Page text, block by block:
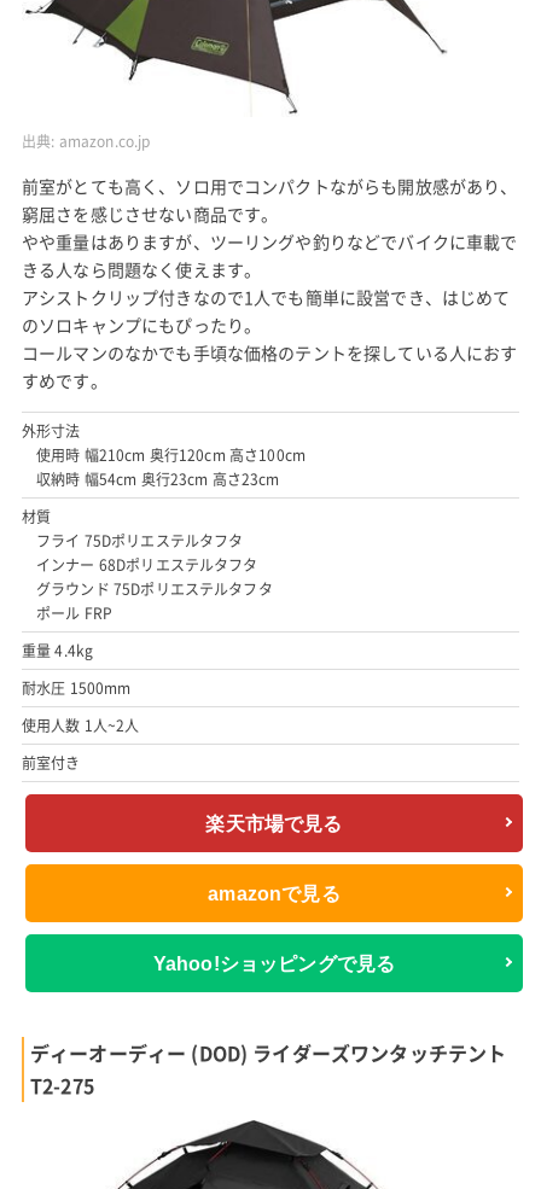
出典: amazon.co.jp
前室がとても高く、ソロ用でコンパクトながらも開放感があり、
窮屈さを感じさせない商品です。
やや重量はありますが、ツーリングや釣りなどでバイクに車載で
きる人なら問題なく使えます。
アシストクリップ付きなので1人でも簡単に設営でき、はじめて
のソロキャンプにもぴったり。
コールマンのなかでも手頃な価格のテントを探している人におす
すめです。
外形寸法
使用時 幅210cm 奥行120cm 高さ100cm
収納時 幅54cm 奥行23cm 高さ23cm
材質
フライ 75Dポリエステルタフタ
インナー 68Dポリエステルタフタ
グラウンド 75Dポリエステルタフタ
ポール FRP
重量 4.4kg
耐水圧 1500mm
使用人数 1人~2人
前室付き
楽天市場で見る
amazonで見る
Yahoo!ショッピングで見る
ディーオーディー (DOD) ライダーズワンタッチテント
T2-275